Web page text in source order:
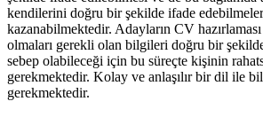
kendilerini doğru bir şekilde ifade
kazanabilmektedir. Adayların CV hazırlaması
olmaları gerekli olan bilgileri doğru bir
sebep olabileceği için bu süreçte kişinin
gerekmektedir. Kolay ve anlaşılır bir dil ile
gerekmektedir.